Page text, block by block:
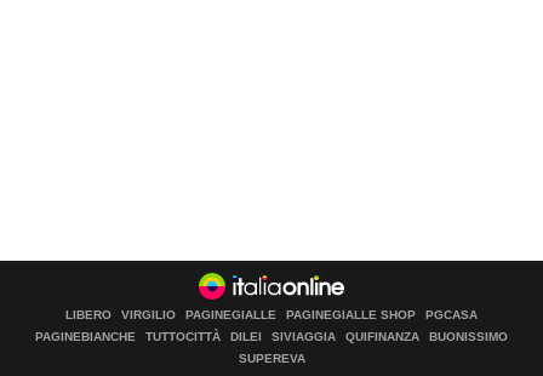
LIBERO VIRGILIO PAGINEGIALLE PAGINEGIALLE SHOP
PGCASA
PAGINEBIANCHE
TUTTOCITTÀ DILEI SIVIAGGIA QUIFINANZA
BUONISSIMO
SUPEREVA